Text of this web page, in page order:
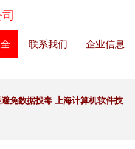
联系我们 企业信息
免数据投毒 上海计算机软件技